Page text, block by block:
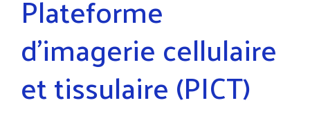
Plateforme
d'imagerie cellulaire
et tissulaire (PICT)